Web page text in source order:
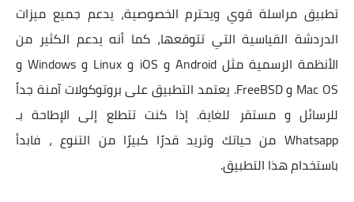
تطبيق مراسلة قوي ويحترم الخصوصية، يدعم جميع ميزات
الدردشة القياسية التي تتوقعها، كما أنه يدعم الكثير من
الأنظمة الرسمية مثل Android و iOS و Linux و Windows و
Mac OS و FreeBSD. يعتمد التطبيق على بروتوكولات آمنة جداً
للرسائل و مستقر للغاية. إذا كنت تتطلع إلى الإطاحة بـ
Whatsapp من حياتك وتريد قدرًا كبيرًا من التنوع ، فابدأ
باستخدام هذا التطبيق.